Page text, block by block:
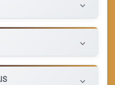
keyboard_arrow_down
keyboard_arrow_down
keyboard_arrow_down